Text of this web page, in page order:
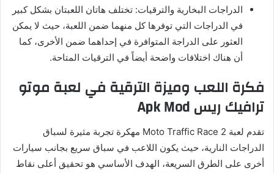
الدراجات البخارية والترقيات: تختلف هاتان اللعبتان بشكل كبير
في الدراجات التي توفرها كل منهما ضمن اللعبة، حيث لا يمكن
العثور على الدراجة المتوافرة في إحداهما ضمن الأخرى، كما
أن هناك اختلافات واضحة أيضاً في الترقيات المتاحة.
فكرة اللعب وميزة الترقية في لعبة موتو
ترافيك ريس Apk Mod
تقدم لعبة Moto Traffic Race 2 مهكرة تجربة مثيرة لسباق
الدراجات النارية، حيث يكون اللاعب في سباق سريع بجانب سيارات
أخرى على الطرق السريعة، الهدف الأساسي هو تحقيق أعلى نقاط